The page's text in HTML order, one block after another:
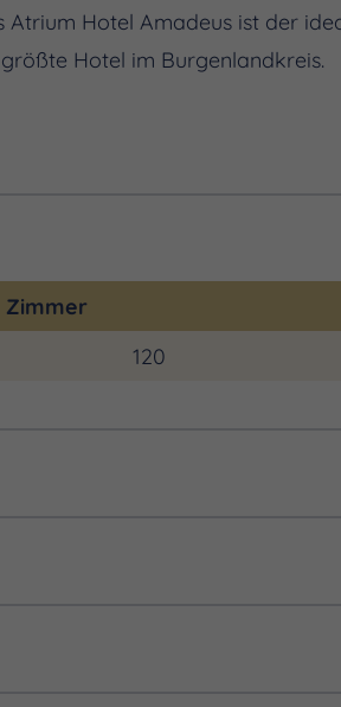
Atrium Hotel Amadeus ist der
Hotel im Burgenlandkreis.
Zimmer
120